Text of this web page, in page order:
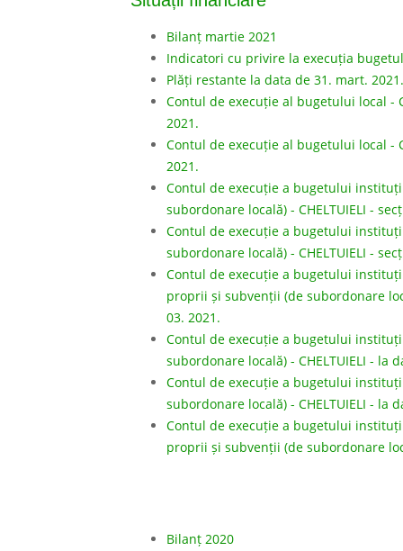
Bilanț martie 2021
Indicatori cu privire la execuția
Plăți restante la data de 31. mart. 2021.
Contul de execuție al bugetului local -
2021.
Contul de execuție al bugetului local -
2021.
Contul de execuție a bugetului
subordonare locală) - CHELTUIELI -
Contul de execuție a bugetului
subordonare locală) - CHELTUIELI -
Contul de execuție a bugetului
proprii și subvenții (de subordonare
03. 2021.
Contul de execuție a bugetului
subordonare locală) - CHELTUIELI - la
Contul de execuție a bugetului
subordonare locală) - CHELTUIELI - la
Contul de execuție a bugetului
proprii și subvenții (de subordonare
Bilanț 2020